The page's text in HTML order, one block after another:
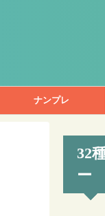
ナンプレ
32
ー